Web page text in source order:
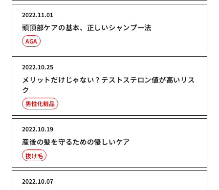
頭頂部ケアの基本、正しいシャンプー法
2022.11.01
AGA
メリットだけじゃない？テストステロン値が高いリス
ク
2022.10.25
男性化粧品
産後の髪を守るための優しいケア
2022.10.19
抜け毛
2022.10.07